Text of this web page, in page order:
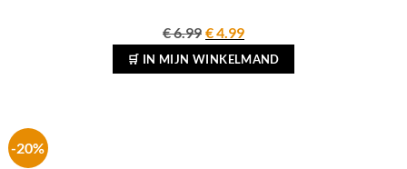
€6.99 Oorspronkelijke
prijs
was:
€4.99Huidige
prijs
is:
🛒 IN MIJN WINKELMAND
-20%